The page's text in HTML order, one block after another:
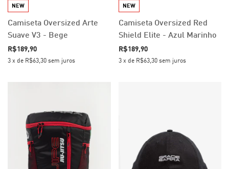
NEW
Camiseta Oversized Arte
Suave V3 - Bege
R$189,90
3 x de R$63,30 sem juros
NEW
Camiseta Oversized Red
Shield Elite - Azul Marinho
R$189,90
3 x de R$63,30 sem juros